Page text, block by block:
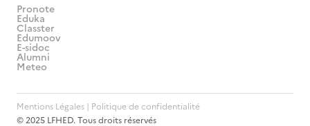
Pronote
Eduka
Classter
Edumoov
E-sidoc
Alumni
Meteo
Mentions Légales | Politique de confidentialité
© 2025 LFHED. Tous droits réservés